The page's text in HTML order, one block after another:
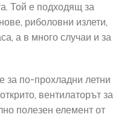
Той е подходящ за
риболовни излети,
а в много случаи и за
за по-прохладни летни
вентилаторът за
полезен елемент от